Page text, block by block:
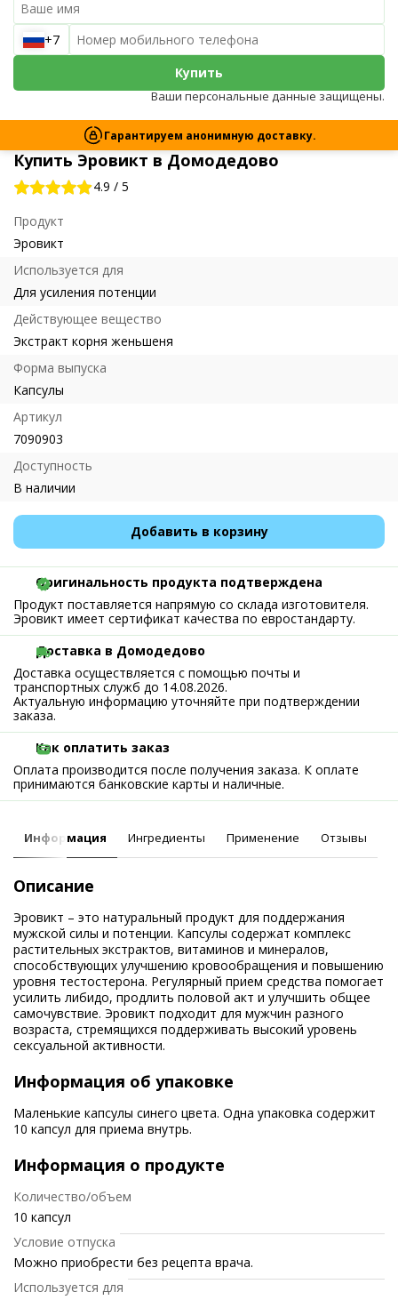
Купить Эровикт в Домодедово
4.9 / 5
Продукт
Эровикт
Используется для
Для усиления потенции
Действующее вещество
Экстракт корня женьшеня
Форма выпуска
Капсулы
Артикул
7090903
Доступность
В наличии
Добавить в корзину
+7
Купить
Ваши персональные данные защищены.
Гарантируем анонимную доставку.
Оригинальность продукта подтверждена
Продукт поставляется напрямую со склада изготовителя.
Эровикт имеет сертификат качества по евростандарту.
Доставка в Домодедово
Доставка осуществляется с помощью почты и
транспортных служб до 14.08.2026.
Актуальную информацию уточняйте при подтверждении
заказа.
Как оплатить заказ
Оплата производится после получения заказа. К оплате
принимаются банковские карты и наличные.
Информация Ингредиенты Применение Отзывы
Описание
Эровикт – это натуральный продукт для поддержания
мужской силы и потенции. Капсулы содержат комплекс
растительных экстрактов, витаминов и минералов,
способствующих улучшению кровообращения и повышению
уровня тестостерона. Регулярный прием средства помогает
усилить либидо, продлить половой акт и улучшить общее
самочувствие. Эровикт подходит для мужчин разного
возраста, стремящихся поддерживать высокий уровень
сексуальной активности.
Информация об упаковке
Маленькие капсулы синего цвета. Одна упаковка содержит
10 капсул для приема внутрь.
Информация о продукте
Количество/объем
10 капсул
Условие отпуска
Можно приобрести без рецепта врача.
Используется для